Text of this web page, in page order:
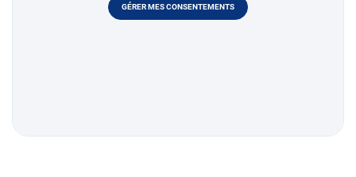
GÉRER MES CONSENTEMENTS